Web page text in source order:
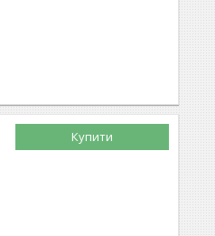
Купити